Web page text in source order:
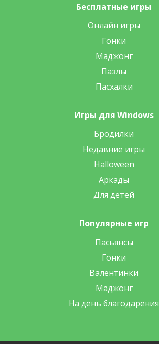
Бесплатные игры
Онлайн игры
Гонки
Маджонг
Пазлы
Пасхалки
Игры для Windows
Бродилки
Недавние игры
Halloween
Аркады
Для детей
Популярные игр
Пасьянсы
Гонки
Валентинки
Маджонг
На день благодарения